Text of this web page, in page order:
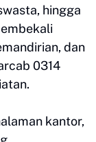
hingga
dan
0314
kantor,